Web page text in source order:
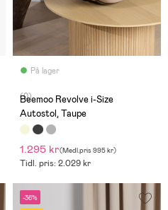
På lager
(0)
Beemoo Revolve i-Size
Autostol, Taupe
1.295 kr(Medl.pris 995 kr)
Tidl. pris: 2.029 kr
-36%